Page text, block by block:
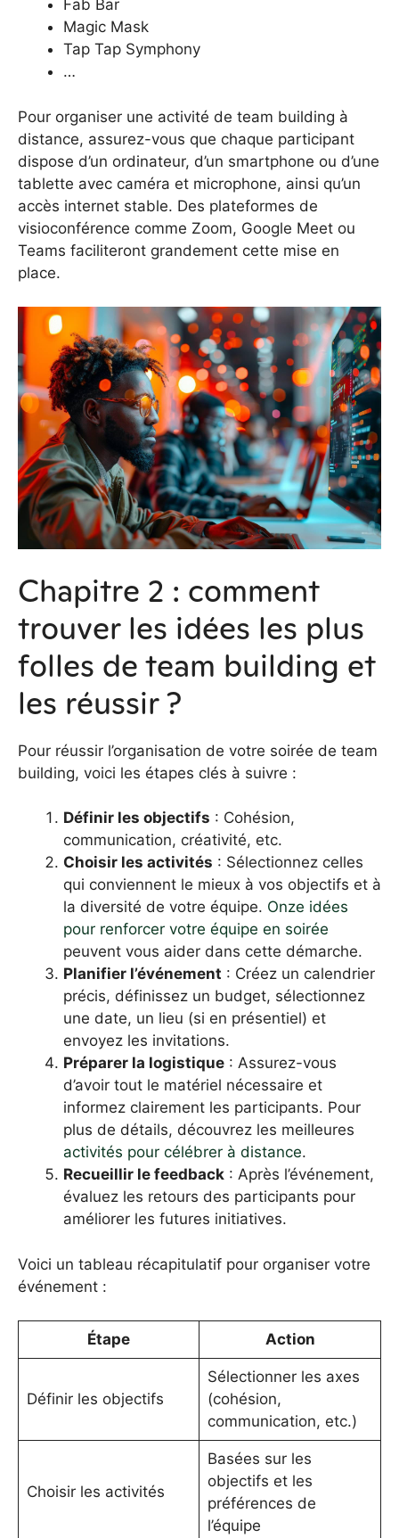
Fab Bar
Magic Mask
Tap Tap Symphony
…
Pour organiser une activité de team building à
distance, assurez-vous que chaque participant
dispose d’un ordinateur, d’un smartphone ou d’une
tablette avec caméra et microphone, ainsi qu’un
accès internet stable. Des plateformes de
visioconférence comme Zoom, Google Meet ou
Teams faciliteront grandement cette mise en
place.
Chapitre 2 : comment
trouver les idées les plus
folles de team building et
les réussir ?
Pour réussir l’organisation de votre soirée de team
building, voici les étapes clés à suivre :
Définir les objectifs : Cohésion,
communication, créativité, etc.
Choisir les activités : Sélectionnez celles
qui conviennent le mieux à vos objectifs et à
la diversité de votre équipe. Onze idées
pour renforcer votre équipe en soirée
peuvent vous aider dans cette démarche.
Planifier l’événement : Créez un calendrier
précis, définissez un budget, sélectionnez
une date, un lieu (si en présentiel) et
envoyez les invitations.
Préparer la logistique : Assurez-vous
d’avoir tout le matériel nécessaire et
informez clairement les participants. Pour
plus de détails, découvrez les meilleures
activités pour célébrer à distance.
Recueillir le feedback : Après l’événement,
évaluez les retours des participants pour
améliorer les futures initiatives.
Voici un tableau récapitulatif pour organiser votre
événement :
Étape Action
Définir les objectifs
Sélectionner les axes
(cohésion,
communication, etc.)
Choisir les activités
Basées sur les
objectifs et les
préférences de
l’équipe